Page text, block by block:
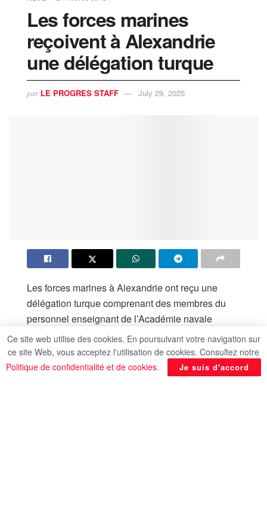
Les forces marines
reçoivent à Alexandrie
une délégation turque
par LE PROGRES STAFF July 29, 2025
Les forces marines à Alexandrie ont reçu une
délégation turque comprenant des membres du
personnel enseignant de l’Académie navale
turque ainsi que des étudiants.
Cette délégation est arrivée à bord du navire de
guerre turc “TCG SANCAKTAR (L-403)” pour une
Ce site web utilise des cookies. En poursuivant votre navigation sur
ce site Web, vous acceptez l'utilisation de cookies. Consultez notre
Politique de confidentialité et de cookies. Je suis d'accord